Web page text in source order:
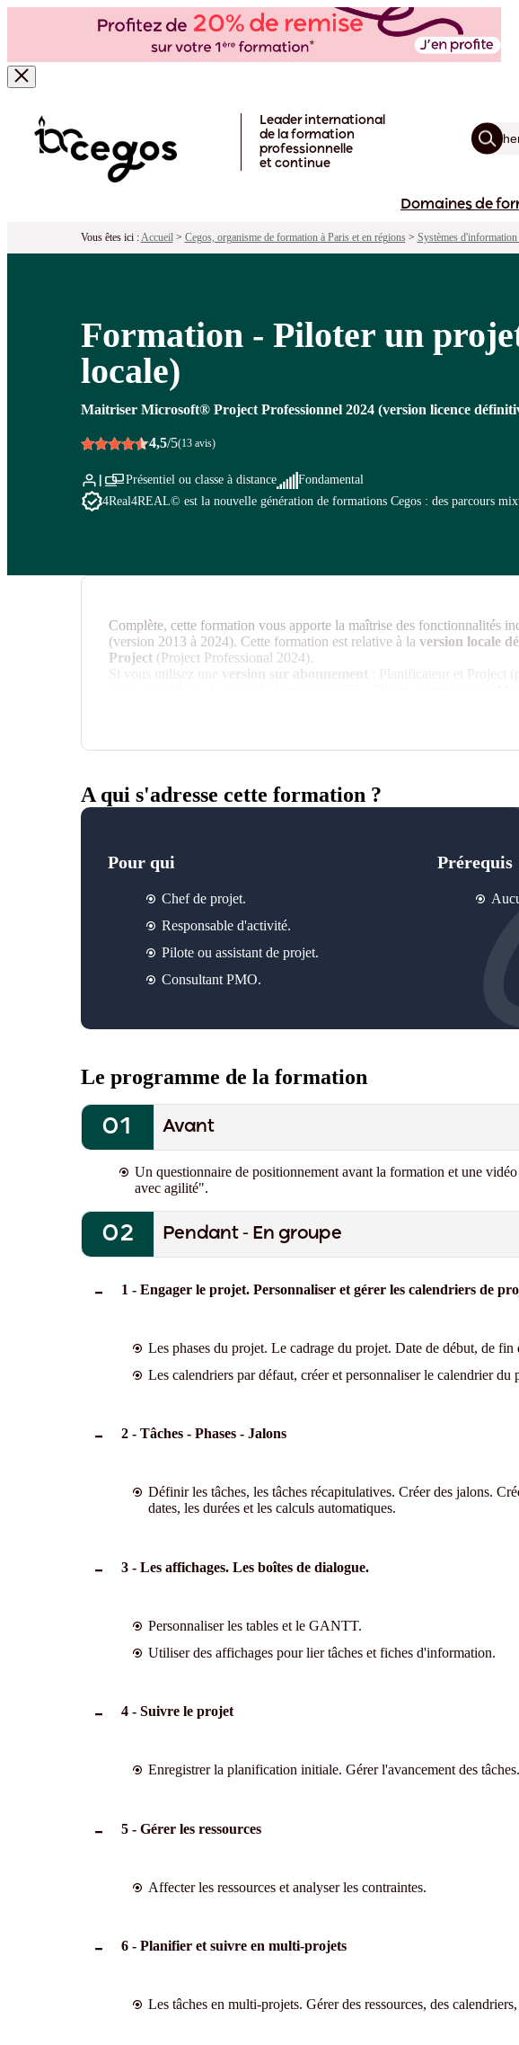
Leader international
de la formation
professionnelle
et continue
Domaines de
Vous êtes ici :Accueil> Cegos, organisme de formation à Paris et en régions> Systèmes
Formation - Piloter un
locale)
Maitriser Microsoft® Project Professionnel 2024 (version licence
4,5/5(13 avis)
Présentiel ou classe à distance
Fondamental
4Real4REAL© est la nouvelle génération de formations Cegos : des parcours
Complète, cette formation vous apporte la maîtrise des fonctionnalités
(version 2013 à 2024). Cette formation est relative à la version locale
Project(Project Professional 2024).
Si vous utilisez une version sur abonnement : Planificateur et Project
La gestion d'un projet peut s'avérer complexe et prendre beaucoup de
A qui s'adresse cette formation ?
Pour qui
Chef de projet.
Responsable d'activité.
Pilote ou assistant de projet.
Consultant PMO.
Prérequis
Le programme de la formation
Avant
Un questionnaire de positionnement avant la formation et une vidéo
avec agilité".
Pendant - En groupe
1 - Engager le projet. Personnaliser et gérer les calendriers de
Les phases du projet. Le cadrage du projet. Date de début, de fin
Les calendriers par défaut, créer et personnaliser le calendrier du
2 - Tâches - Phases - Jalons
Définir les tâches, les tâches récapitulatives. Créer des jalons.
dates, les durées et les calculs automatiques.
3 - Les affichages. Les boîtes de dialogue.
Personnaliser les tables et le GANTT.
Utiliser des affichages pour lier tâches et fiches d'information.
4 - Suivre le projet
Enregistrer la planification initiale. Gérer l'avancement des tâches.
5 - Gérer les ressources
Affecter les ressources et analyser les contraintes.
6 - Planifier et suivre en multi-projets
Les tâches en multi-projets. Gérer des ressources, des
Formation - Piloter un projet avec Microsoft®
Pour qui ? Programme Objectifs Pédagogie Points